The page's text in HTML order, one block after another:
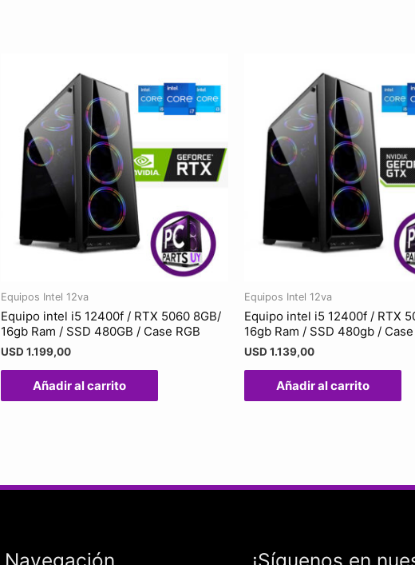
Equipos Intel 12va
Equipo intel i5 12400f / RTX 5060 8GB/
16gb Ram / SSD 480GB / Case RGB
USD 1.199,00
Añadir al carrito
Equipos Intel 12va
Equipo intel i5 12400f / RTX
16gb Ram / SSD 480gb / Case
USD 1.139,00
Añadir al carrito
Navegación ¡Síguenos en